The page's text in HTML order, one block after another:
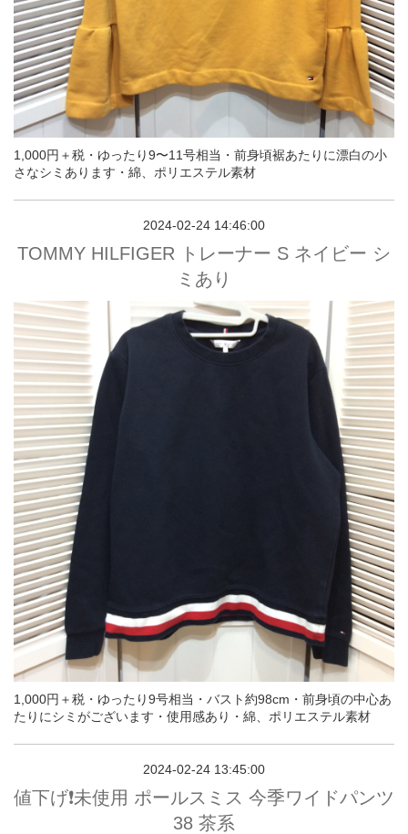
1,000円＋税・ゆったり9〜11号相当・前身頃裾あたりに漂白の小
さなシミあります・綿、ポリエステル素材
2024-02-24 14:46:00
TOMMY HILFIGER トレーナー S ネイビー シ
ミあり
1,000円＋税・ゆったり9号相当・バスト約98cm・前身頃の中心あ
たりにシミがございます・使用感あり・綿、ポリエステル素材
2024-02-24 13:45:00
値下げ❗️未使用 ポールスミス 今季ワイドパンツ
38 茶系